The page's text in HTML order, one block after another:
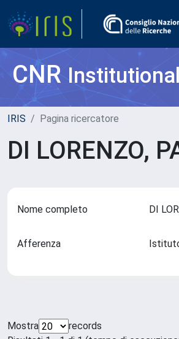
CNR
IRIS Pagina ricercatore
DI LORENZO,
Nome completo DI
Afferenza
Mostra
records